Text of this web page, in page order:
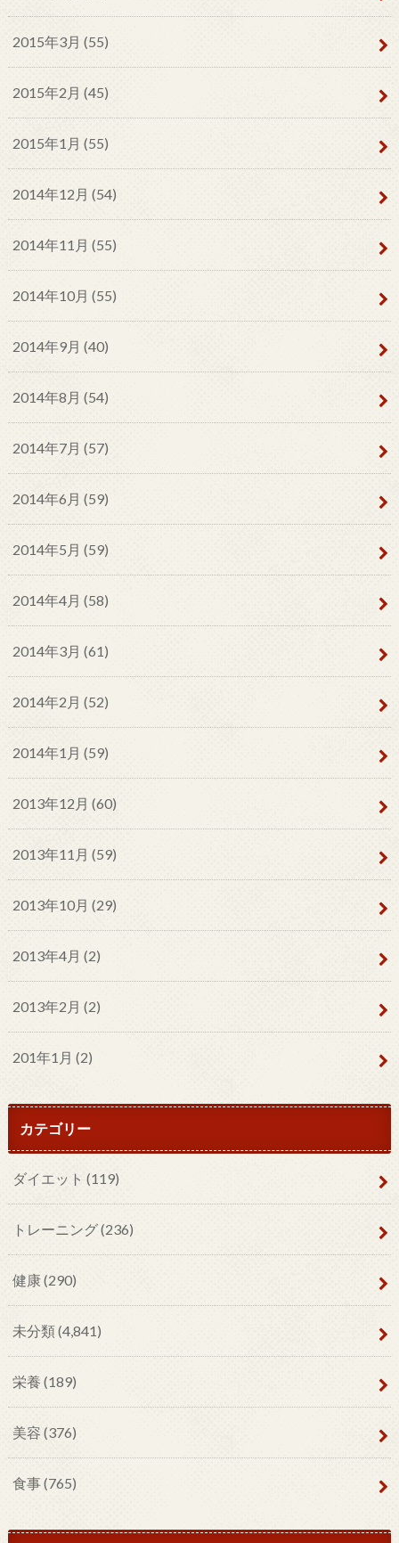
2015年3月 (55)
2015年2月 (45)
2015年1月 (55)
2014年12月 (54)
2014年11月 (55)
2014年10月 (55)
2014年9月 (40)
2014年8月 (54)
2014年7月 (57)
2014年6月 (59)
2014年5月 (59)
2014年4月 (58)
2014年3月 (61)
2014年2月 (52)
2014年1月 (59)
2013年12月 (60)
2013年11月 (59)
2013年10月 (29)
2013年4月 (2)
2013年2月 (2)
201年1月 (2)
カテゴリー
ダイエット (119)
トレーニング(236)
健康(290)
未分類(4,841)
栄養 (189)
美容 (376)
食事(765)